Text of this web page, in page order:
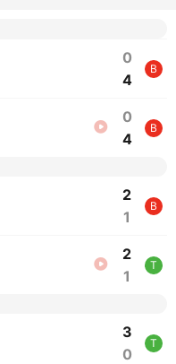
0
4
B
0
4
B
2
1
B
2
1
T
3
0
T